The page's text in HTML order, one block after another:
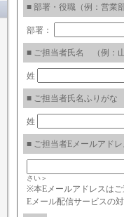
■ 部署・役職（例：営業
部署：
■ ご担当者氏名 （例：
姓
■ ご担当者氏名ふりが
姓
■ ご担当者Eメールアド
さい＞
※本Eメールアドレスは
Eメール配信サービスの